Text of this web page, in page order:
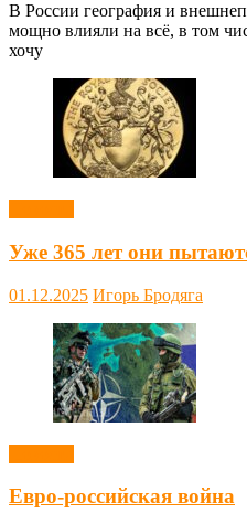
В России география и
мощно влияли на всё, в том
хочу
Уже 365 лет они
01.12.2025 Игорь Бродяга
Евро-российская война